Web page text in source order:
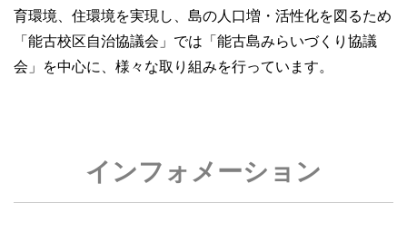
育環境、住環境を実現し、島の人口増・活性化を図るため
「能古校区自治協議会」では「能古島みらいづくり協議
会」を中心に、様々な取り組みを行っています。
インフォメーション